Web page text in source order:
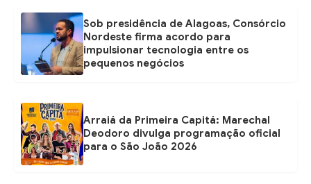
Sob presidência de Alagoas, Consórcio
Nordeste firma acordo para
impulsionar tecnologia entre os
pequenos negócios
Arraiá da Primeira Capitá: Marechal
Deodoro divulga programação oficial
para o São João 2026